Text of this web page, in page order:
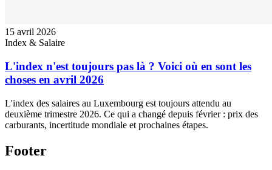
15 avril 2026
Index & Salaire
L'index n'est toujours pas là ? Voici où en sont les
choses en avril 2026
L'index des salaires au Luxembourg est toujours attendu au
deuxième trimestre 2026. Ce qui a changé depuis février : prix des
carburants, incertitude mondiale et prochaines étapes.
Footer